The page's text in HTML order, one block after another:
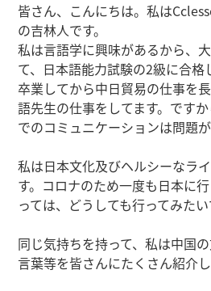
皆さん、こんにちは。私は
の吉林人です。
私は言語学に興味があるから、
て、日本語能力試験の2級に合格
卒業してから中日貿易の仕事を
語先生の仕事をしてます。です
でのコミュニケーションは問題が
私は日本文化及びヘルシーなラ
す。コロナのため一度も日本に
っては、どうしても行ってみたい
同じ気持ちを持って、私は中国
言葉等を皆さんにたくさん紹介し